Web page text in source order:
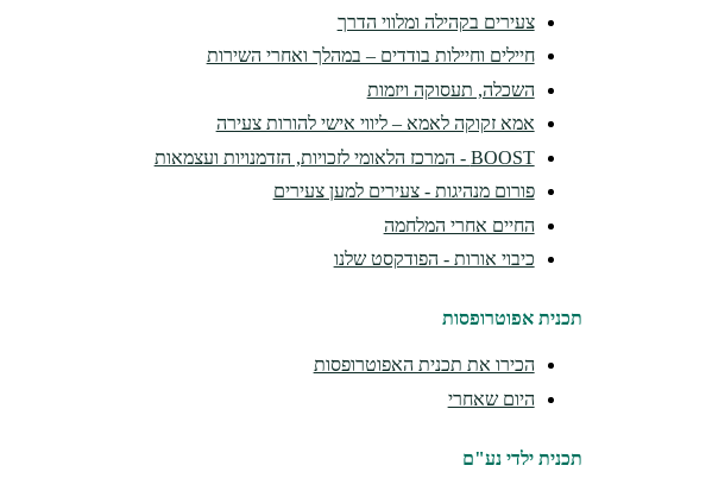
צעירים בקהילה ומלווי הדרך
חיילים וחיילות בודדים – במהלך ואחרי השירות
השכלה, תעסוקה ויזמות
אמא זקוקה לאמא – ליווי אישי להורות צעירה
BOOST - המרכז הלאומי לזכויות, הזדמנויות ועצמאות
פורום מנהיגות - צעירים למען צעירים
החיים אחרי המלחמה
כיבוי אורות - הפודקסט שלנו
תכנית אפוטרופסות
הכירו את תכנית האפוטרופסות
היום שאחרי
תכנית ילדי נע"ם